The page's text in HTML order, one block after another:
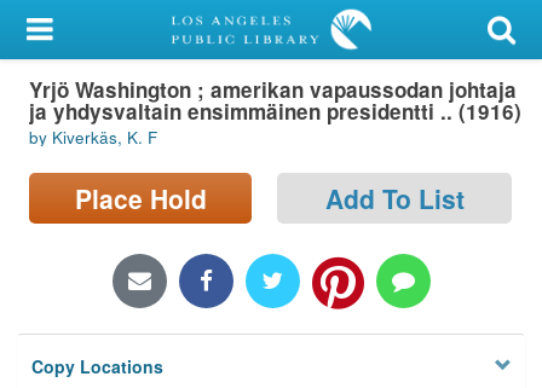
My Account
Library Card
Sign In
Search
Locations/Hours (external
Privacy
Yrjö Washington ; amerikan vapaussodan johtaja
ja yhdysvaltain ensimmäinen presidentti .. (1916)
by Kiverkäs, K. F
Place Hold Add To List
Copy Locations